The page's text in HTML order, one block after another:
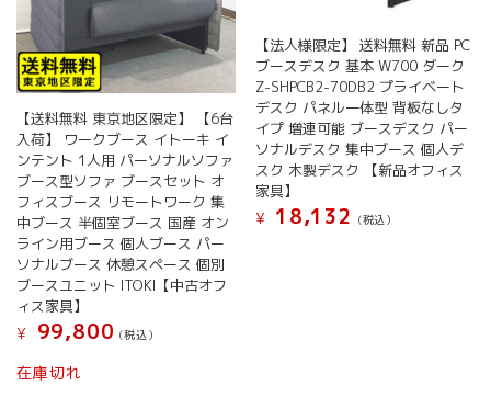
す。
オ
プ
シ
ョ
ン
は
商
品
ペ
ー
ジ
か
ら
選
択
で
き
【送料無料 東京地区限定】 【6台
入荷】 ワークブース イトーキ イ
ンテント 1人用 パーソナルソファ
ブース型ソファ ブースセット オ
フィスブース リモートワーク 集
中ブース 半個室ブース 国産 オン
ライン用ブース 個人ブース パー
ソナルブース 休憩スペース 個別
ブースユニット ITOKI【中古オフ
ィス家具】
¥
99,800 (税込）
在庫切れ
【法人様限定】 送料無料 新品 PC
ブースデスク 基本 W700 ダーク
Z-SHPCB2-70DB2 プライベート
デスク パネル一体型 背板なしタ
イプ 増連可能 ブースデスク パー
ソナルデスク 集中ブース 個人デ
スク 木製デスク 【新品オフィス
家具】
¥
18,132 (税込）